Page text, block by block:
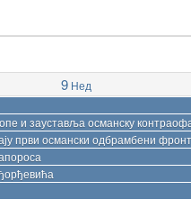
9 Нед
и зауставља османску
први османски одбрамбени